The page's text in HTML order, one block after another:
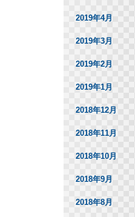
2019年4月
2019年3月
2019年2月
2019年1月
2018年12月
2018年11月
2018年10月
2018年9月
2018年8月